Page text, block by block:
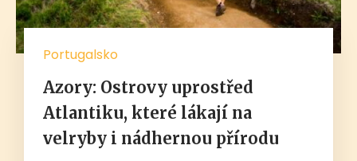
Portugalsko
Azory: Ostrovy uprostřed
Atlantiku, které lákají na
velryby i nádhernou přírodu